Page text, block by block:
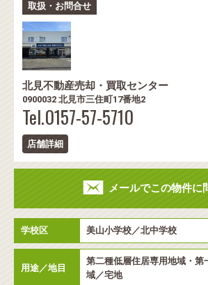
取扱・お問合せ
北見不動産売却・買取センター
0900032 北見市三住町17番地2
Tel.0157-57-5710
店舗詳細
メールでこの物件に
学校区 美山小学校／北中学校
用途／地目
第二種低層住居専用地域・第
域／宅地